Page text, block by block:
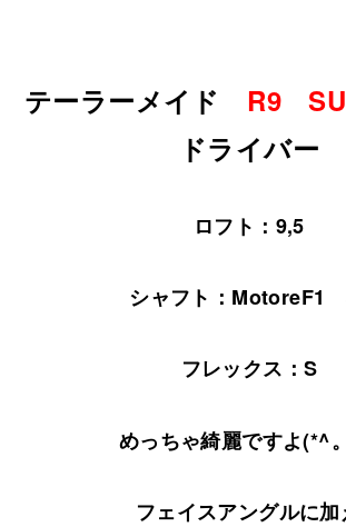
テーラーメイド R9
ドライバー
ロフト：9,5
シャフト：MotoreF1
フレックス：S
めっちゃ綺麗ですよ(*^
フェイスアングルに加